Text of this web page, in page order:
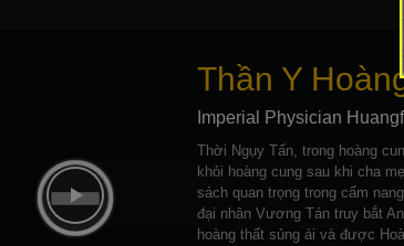
Thần Y
Imperial Physician
Thời Ngụy Tấn, trong hoàng
khỏi hoàng cung sau khi cha
sách quan trọng trong cẩm
đại nhân Vương Tán truy bắt
hoàng thất sủng ái và được